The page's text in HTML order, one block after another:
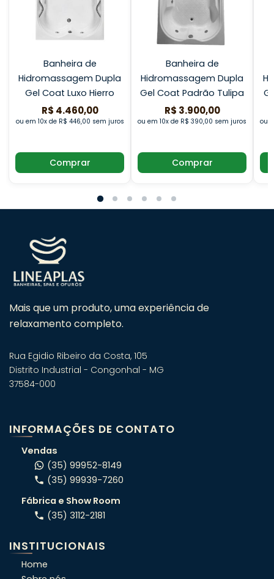
Banheira de
Hidromassagem Dupla
Gel Coat Luxo Hierro
R$ 4.460,00
ou em 10x de R$ 446,00 sem juros
Comprar
Banheira de
Hidromassagem Dupla
Gel Coat Padrão Tulipa
R$ 3.900,00
ou em 10x de R$ 390,00 sem juros
Comprar
ou
Mais que um produto, uma experiência de
relaxamento completo.
Rua Egidio Ribeiro da Costa, 105
Distrito Industrial - Congonhal - MG
37584-000
INFORMAÇÕES DE CONTATO
Vendas
(35) 99952-8149
(35) 99939-7260
Fábrica e Show Room
(35) 3112-2181
INSTITUCIONAIS
Home
banheiras! 🛁
ORÇAMENTO RÁPIDO
Conte o seu projeto e indicamos o